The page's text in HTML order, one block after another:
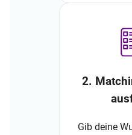
2.
Gib deine